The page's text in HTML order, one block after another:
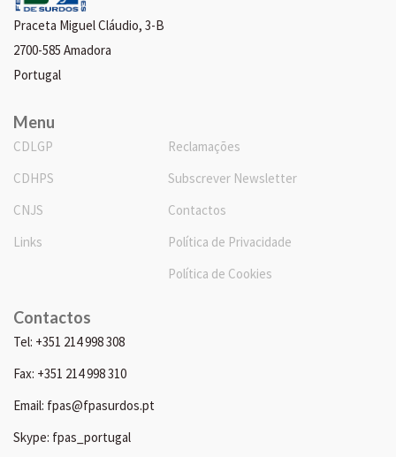
Praceta Miguel Cláudio, 3-B
2700-585 Amadora
Portugal
Menu
CDLGP
CDHPS
CNJS
Links
Reclamações
Subscrever Newsletter
Contactos
Política de Privacidade
Política de Cookies
Contactos
Tel: +351 214 998 308
Fax: +351 214 998 310
Email: fpas@fpasurdos.pt
Skype: fpas_portugal